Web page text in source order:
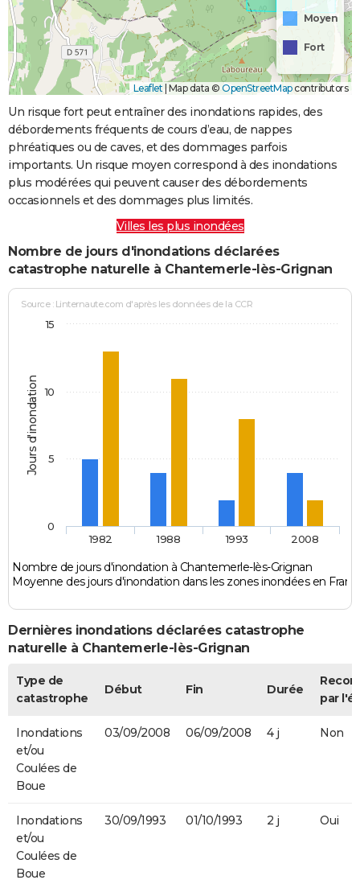
Moyen
Fort
Leaflet |Map data © OpenStreetMapcontributors
Un risque fort peut entraîner des inondations rapides, des
débordements fréquents de cours d’eau, de nappes
phréatiques ou de caves, et des dommages parfois
importants. Un risque moyen correspond à des inondations
plus modérées qui peuvent causer des débordements
occasionnels et des dommages plus limités.
Villes les plus inondées
Nombre de jours d'inondations déclarées
catastrophe naturelle à Chantemerle-lès-Grignan
Jours d'inondation
Source : Linternaute.com d'après les données de la CCR
Nombre de jours d'inondation à Chantemerle-lès-Grignan
Moyenne des jours d'inondation dans les zones inondées en
1982 1988 1993 2008
0
5
10
15
Dernières inondations déclarées catastrophe
naturelle à Chantemerle-lès-Grignan
Type de
catastrophe
Début Fin Durée
par
Inondations
et/ou
Coulées de
Boue
03/09/2008 06/09/2008 4 j Non
Inondations
et/ou
Coulées de
Boue
30/09/1993 01/10/1993 2 j Oui